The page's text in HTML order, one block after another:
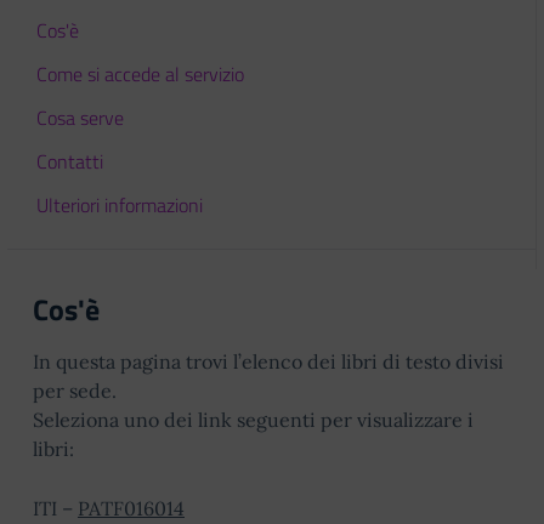
Cos'è
Come si accede al servizio
Cosa serve
Contatti
Ulteriori informazioni
Cos'è
In questa pagina trovi l’elenco dei libri di testo divisi
per sede.
Seleziona uno dei link seguenti per visualizzare i
libri:
ITI – PATF016014